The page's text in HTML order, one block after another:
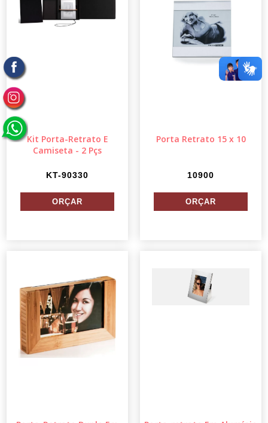
Kit Porta-Retrato E
Camiseta - 2 Pçs
KT-90330
Porta Retrato 15 x 10
10900